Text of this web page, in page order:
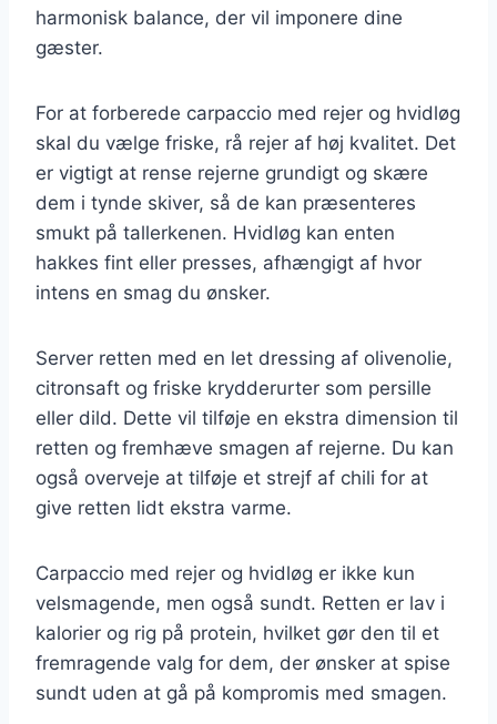
harmonisk balance, der vil imponere dine
gæster.
For at forberede carpaccio med rejer og hvidløg
skal du vælge friske, rå rejer af høj kvalitet. Det
er vigtigt at rense rejerne grundigt og skære
dem i tynde skiver, så de kan præsenteres
smukt på tallerkenen. Hvidløg kan enten
hakkes fint eller presses, afhængigt af hvor
intens en smag du ønsker.
Server retten med en let dressing af olivenolie,
citronsaft og friske krydderurter som persille
eller dild. Dette vil tilføje en ekstra dimension til
retten og fremhæve smagen af rejerne. Du kan
også overveje at tilføje et strejf af chili for at
give retten lidt ekstra varme.
Carpaccio med rejer og hvidløg er ikke kun
velsmagende, men også sundt. Retten er lav i
kalorier og rig på protein, hvilket gør den til et
fremragende valg for dem, der ønsker at spise
sundt uden at gå på kompromis med smagen.